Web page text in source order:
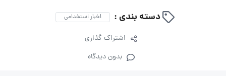
دسته بندی : اخبار استخدامی
اشتراک گذاری
بدون دیدگاه